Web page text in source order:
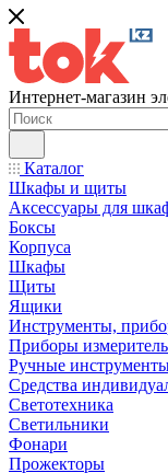
Интернет-магазин
Каталог
Шкафы и щиты
Аксессуары для
Боксы
Корпуса
Шкафы
Щиты
Ящики
Инструменты,
Приборы
Ручные
Средства
Светотехника
Светильники
Фонари
Прожекторы